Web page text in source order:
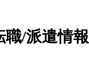
職/派遣情報